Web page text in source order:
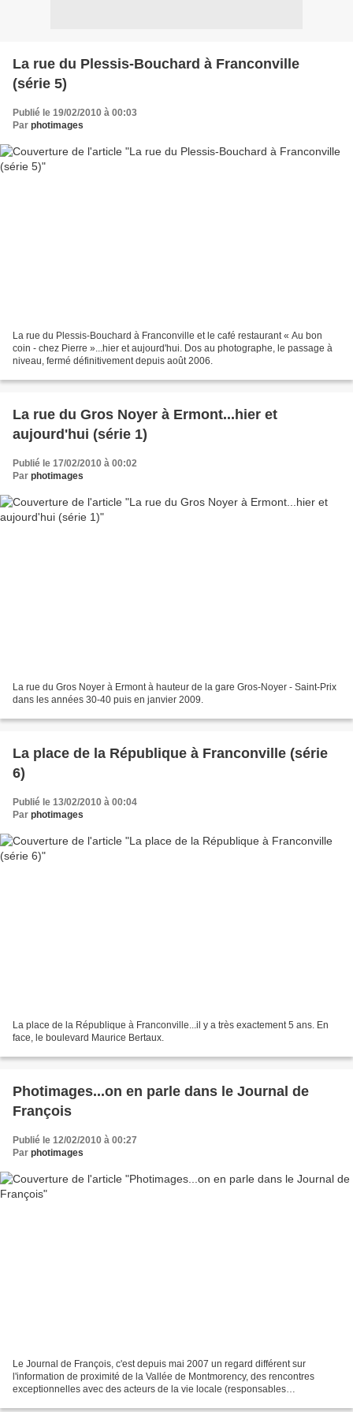
La rue du Plessis-Bouchard à Franconville
(série 5)
Publié le 19/02/2010 à 00:03
Par photimages
La rue du Plessis-Bouchard à Franconville et le café restaurant « Au bon
coin - chez Pierre »...hier et aujourd'hui. Dos au photographe, le passage à
niveau, fermé définitivement depuis août 2006.
La rue du Gros Noyer à Ermont...hier et
aujourd'hui (série 1)
Publié le 17/02/2010 à 00:02
Par photimages
La rue du Gros Noyer à Ermont à hauteur de la gare Gros-Noyer - Saint-Prix
dans les années 30-40 puis en janvier 2009.
La place de la République à Franconville (série
6)
Publié le 13/02/2010 à 00:04
Par photimages
La place de la République à Franconville...il y a très exactement 5 ans. En
face, le boulevard Maurice Bertaux.
Photimages...on en parle dans le Journal de
François
Publié le 12/02/2010 à 00:27
Par photimages
Le Journal de François, c'est depuis mai 2007 un regard différent sur
l'information de proximité de la Vallée de Montmorency, des rencontres
exceptionnelles avec des acteurs de la vie locale (responsables